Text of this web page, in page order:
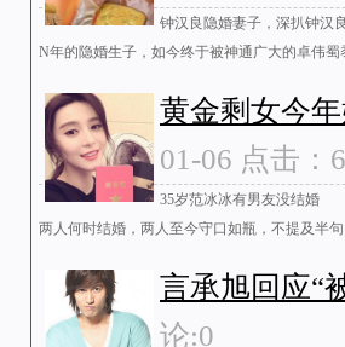
钟汉良隐婚妻子，深扒钟汉
N年的隐婚生子，如今终于被神通广大的卓伟蜀
黄金剩女今
01-06 点击：
35岁范冰冰有男友没结婚
两人何时结婚，两人至今守口如瓶，不提及半
言承旭回应“
论:0